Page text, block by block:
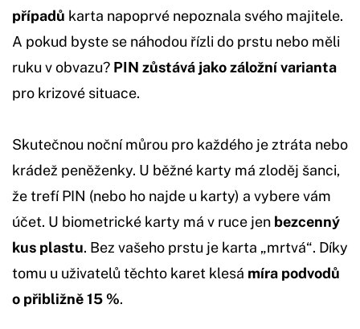
případů karta napoprvé nepoznala svého majitele.
A pokud byste se náhodou řízli do prstu nebo měli
ruku v obvazu? PIN zůstává jako záložní varianta
pro krizové situace.
Skutečnou noční můrou pro každého je ztráta nebo
krádež peněženky. U běžné karty má zloděj šanci,
že trefí PIN (nebo ho najde u karty) a vybere vám
účet. U biometrické karty má v ruce jen bezcenný
kus plastu. Bez vašeho prstu je karta „mrtvá“. Díky
tomu u uživatelů těchto karet klesá míra podvodů
o přibližně 15 %.